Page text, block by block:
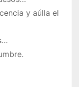
y aúlla el